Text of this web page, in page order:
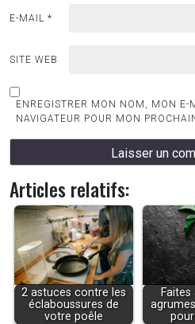
E-MAIL *
SITE WEB
ENREGISTRER MON NOM, MON E-
NAVIGATEUR POUR MON
Articles relatifs:
2 astuces contre les
éclaboussures de
votre poêle